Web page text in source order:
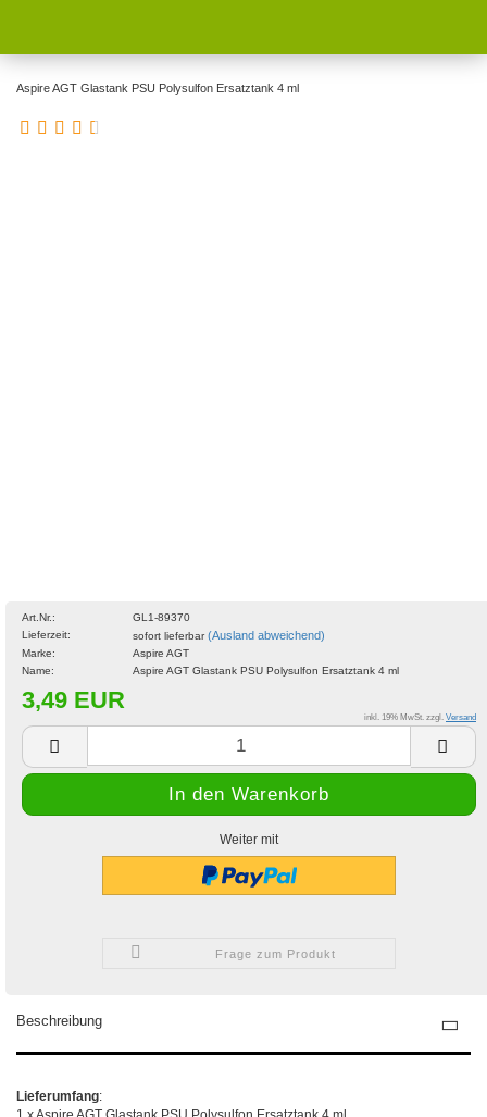
Aspire AGT Glastank PSU Polysulfon Ersatztank 4 ml
Art.Nr.:
GL1-89370
Lieferzeit:
sofort lieferbar(Ausland abweichend)
Marke:
Aspire AGT
Name:
Aspire AGT Glastank PSU Polysulfon Ersatztank 4 ml
3,49 EUR
inkl. 19% MwSt. zzgl. Versand
Weiter mit
Frage zum Produkt
Beschreibung
Lieferumfang: